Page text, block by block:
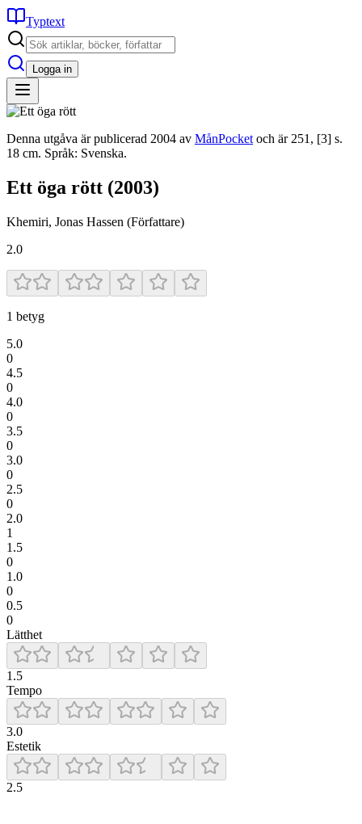
Typtext
Logga in
Denna utgåva är publicerad 2004 av MånPocket och är 251, [3] s.
18 cm. Språk: Svenska.
Ett öga rött (2003)
Khemiri, Jonas Hassen (Författare)
2.0
1 betyg
5.0
0
4.5
0
4.0
0
3.5
0
3.0
0
2.5
0
2.0
1
1.5
0
1.0
0
0.5
0
Lätthet
1.5
Tempo
3.0
Estetik
2.5